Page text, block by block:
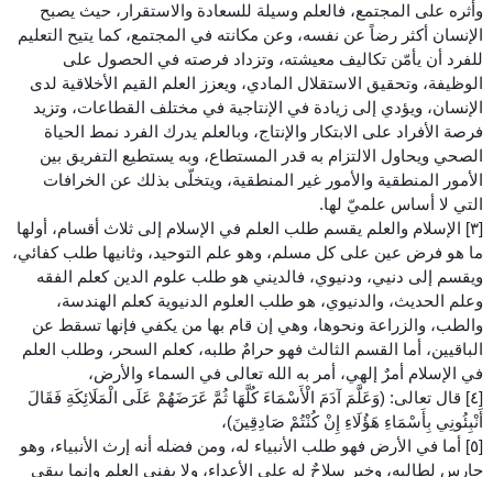
وأثره على المجتمع، فالعلم وسيلة للسعادة والاستقرار، حيث يصبح
الإنسان أكثر رضاً عن نفسه، وعن مكانته في المجتمع، كما يتيح التعليم
للفرد أن يأمّن تكاليف معيشته، وتزداد فرصته في الحصول على
الوظيفة، وتحقيق الاستقلال المادي، ويعزز العلم القيم الأخلاقية لدى
الإنسان، ويؤدي إلى زيادة في الإنتاجية في مختلف القطاعات، وتزيد
فرصة الأفراد على الابتكار والإنتاج، وبالعلم يدرك الفرد نمط الحياة
الصحي ويحاول الالتزام به قدر المستطاع، وبه يستطيع التفريق بين
الأمور المنطقية والأمور غير المنطقية، ويتخلّى بذلك عن الخرافات
التي لا أساس علميّ لها.
[٣] الإسلام والعلم يقسم طلب العلم في الإسلام إلى ثلاث أقسام، أولها
ما هو فرض عين على كل مسلم، وهو علم التوحيد، وثانيها طلب كفائي،
ويقسم إلى دنيي، ودنيوي، فالديني هو طلب علوم الدين كعلم الفقه
وعلم الحديث، والدنيوي، هو طلب العلوم الدنيوية كعلم الهندسة،
والطب، والزراعة ونحوها، وهي إن قام بها من يكفي فإنها تسقط عن
الباقيين، أما القسم الثالث فهو حرامٌ طلبه، كعلم السحر، وطلب العلم
في الإسلام أمرٌ إلهي، أمر به الله تعالى في السماء والأرض،
[٤] قال تعالى: (وَعَلَّمَ آدَمَ الْأَسْمَاءَ كُلَّهَا ثُمَّ عَرَضَهُمْ عَلَى الْمَلَائِكَةِ فَقَالَ
أَنْبِئُونِي بِأَسْمَاءِ هَؤُلَاءِ إِنْ كُنْتُمْ صَادِقِينَ)،
[٥] أما في الأرض فهو طلب الأنبياء له، ومن فضله أنه إرث الأنبياء، وهو
حارس لطالبه، وخير سلاحٌ له على الأعداء، ولا يفنى العلم وإنما يبقى